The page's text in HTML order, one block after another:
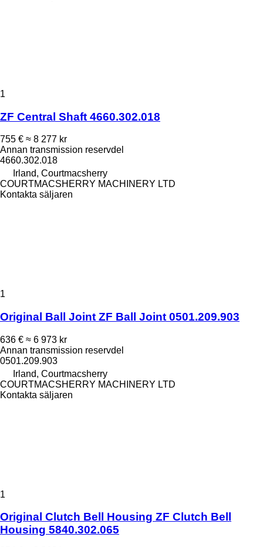
1
ZF Central Shaft 4660.302.018
755 € ≈ 8 277 kr
Annan transmission reservdel
4660.302.018
Irland, Courtmacsherry
COURTMACSHERRY MACHINERY LTD
Kontakta säljaren
1
Original Ball Joint ZF Ball Joint 0501.209.903
636 € ≈ 6 973 kr
Annan transmission reservdel
0501.209.903
Irland, Courtmacsherry
COURTMACSHERRY MACHINERY LTD
Kontakta säljaren
1
Original Clutch Bell Housing ZF Clutch Bell
Housing 5840.302.065